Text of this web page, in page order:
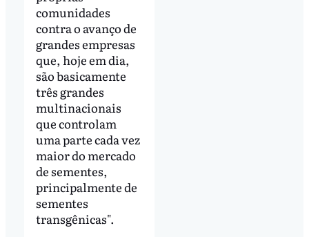
comunidades
contra o avanço de
grandes empresas
que, hoje em dia,
são basicamente
três grandes
multinacionais
que controlam
uma parte cada vez
maior do mercado
de sementes,
principalmente de
sementes
transgênicas".